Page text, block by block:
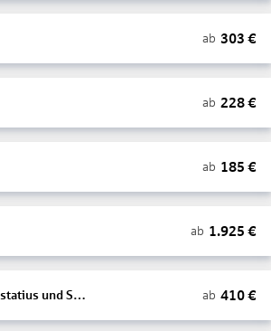
ab 303 €
ab 228€
ab 185 €
ab 1.925 €
Bonaire, Sint Eustatius und Saba ab 410€